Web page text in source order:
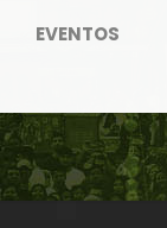
EVENTOS